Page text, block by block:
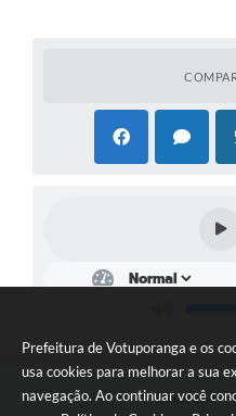
Prefeitura de Votuporanga e os
usa cookies para melhorar a sua
navegação. Ao continuar você
Telefone: